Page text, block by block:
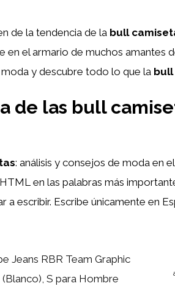
de la tendencia de la bull
el armario de muchos amantes
y descubre todo lo que la bull
de las bull
: análisis y consejos de moda en
en las palabras más
a escribir. Escribe únicamente en
Jeans RBR Team Graphic
S para Hombre